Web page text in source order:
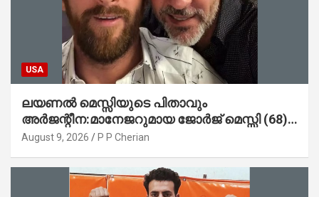
USA
ലയണൽ മെസ്സിയുടെ പിതാവും
അർജന്റീന:മാനേജറുമായ ജോർജ് മെസ്സി (68)
അന്തരിച്ചു
August 9, 2026 P P Cherian